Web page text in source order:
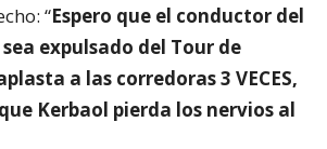
“Espero que el conductor del
expulsado del Tour de
a las corredoras 3 VECES,
Kerbaol pierda los nervios al